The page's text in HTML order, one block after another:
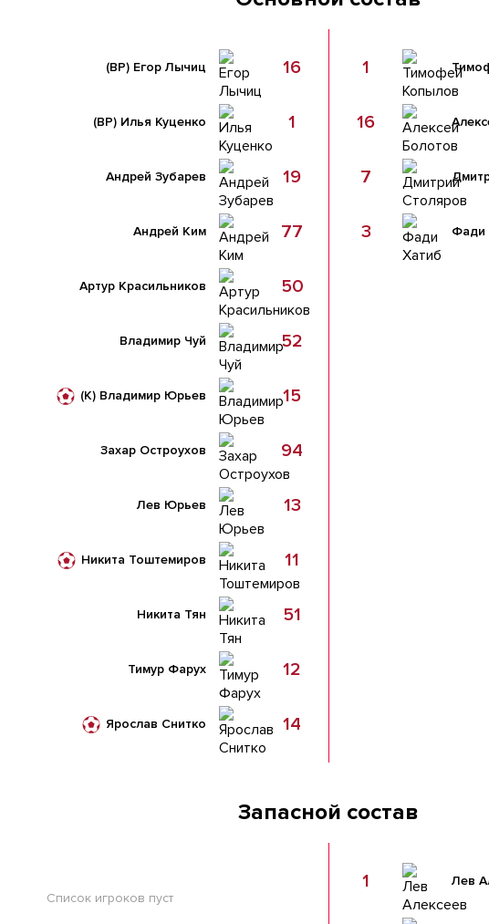
Егор Лычиц
(ВР) 16
Илья Куценко
(ВР) 1
Андрей Зубарев 19
Андрей Ким 77
Артур Красильников 50
Владимир Чуй 52
Владимир Юрьев
(К) 15
Захар Остроухов 94
Лев Юрьев 13
Никита Тоштемиров 11
Никита Тян 51
Тимур Фарух 12
Ярослав Снитко 14
1
16
7
Фади
3
Запасной состав
Список игроков пуст
Лев
1